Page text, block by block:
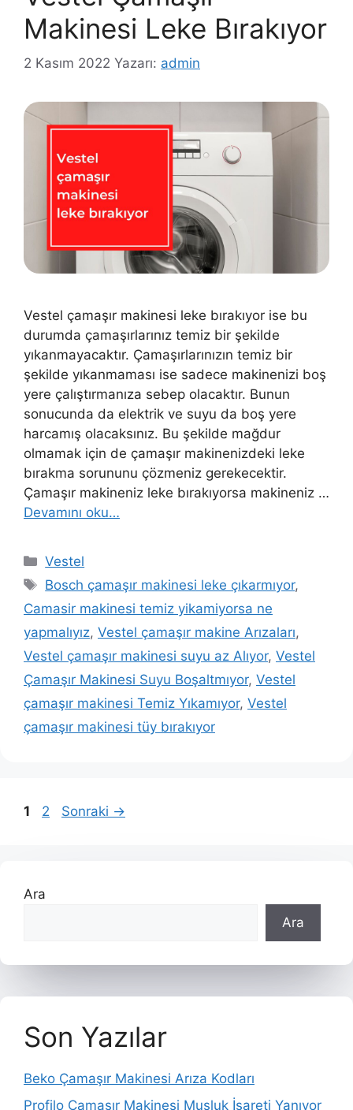
Makinesi Leke Bırakıyor
2 Kasım 2022 Yazarı: admin
Vestel çamaşır makinesi leke bırakıyor ise bu
durumda çamaşırlarınız temiz bir şekilde
yıkanmayacaktır. Çamaşırlarınızın temiz bir
şekilde yıkanmaması ise sadece makinenizi boş
yere çalıştırmanıza sebep olacaktır. Bunun
sonucunda da elektrik ve suyu da boş yere
harcamış olacaksınız. Bu şekilde mağdur
olmamak için de çamaşır makinenizdeki leke
bırakma sorununu çözmeniz gerekecektir.
Çamaşır makineniz leke bırakıyorsa makineniz …
Devamını oku…
Kategoriler
Vestel
Etiketler
Bosch çamaşır makinesi leke çıkarmıyor,
Camasir makinesi temiz yikamiyorsa ne
yapmalıyız, Vestel çamaşır makine Arızaları,
Vestel çamaşır makinesi suyu az Alıyor, Vestel
Çamaşır Makinesi Suyu Boşaltmıyor, Vestel
çamaşır makinesi Temiz Yıkamıyor, Vestel
çamaşır makinesi tüy bırakıyor
Sayfa
1 Sayfa
2 Sonraki →
Ara
Ara
Son Yazılar
Beko Çamaşır Makinesi Arıza Kodları
Profilo Çamaşır Makinesi Musluk İşareti Yanıyor